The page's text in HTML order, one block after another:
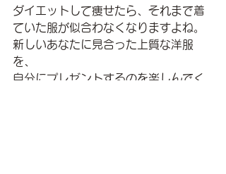
ダイエットして痩せたら、それまで着
ていた服が似合わなくなりますよね。
新しいあなたに見合った上質な洋服
を、
自分にプレゼントするのを楽しんでく